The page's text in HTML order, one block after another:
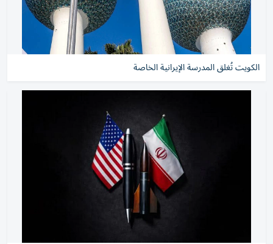
الكويت تُغلق المدرسة الإيرانية الخاصة